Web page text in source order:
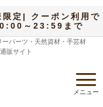
定| クーポン利用で
～23:59まで
パーツ・天然資材・手芸材
販サイト
メニュー